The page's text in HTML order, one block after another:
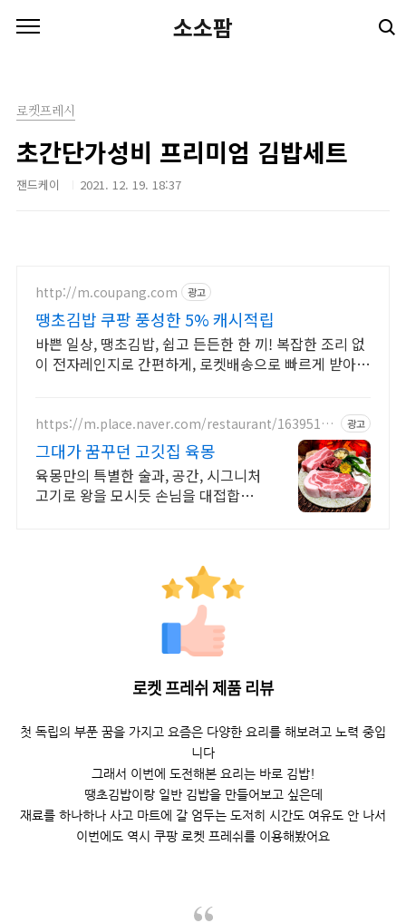
소소팜
로켓프레시
초간단가성비 프리미엄 김밥세트
잰드케이 2021. 12. 19. 18:37
http://m.coupang.com 광고
땡초김밥 쿠팡 풍성한 5% 캐시적립
바쁜 일상, 땡초김밥, 쉽고 든든한 한 끼! 복잡한 조리 없
이 전자레인지로 간편하게, 로켓배송으로 빠르게 받아보
https://m.place.naver.com/restaurant/16395160
광고
그대가 꿈꾸던 고깃집 육몽
육몽만의 특별한 술과, 공간, 시그니처
고기로 왕을 모시듯 손님을 대접합니
로켓 프레쉬 제품 리뷰
첫 독립의 부푼 꿈을 가지고 요즘은 다양한 요리를 해보려고 노력 중입
니다
그래서 이번에 도전해본 요리는 바로 김밥!
땡초김밥이랑 일반 김밥을 만들어보고 싶은데
재료를 하나하나 사고 마트에 갈 엄두는 도저히 시간도 여유도 안 나서
이번에도 역시 쿠팡 로켓 프레쉬를 이용해봤어요